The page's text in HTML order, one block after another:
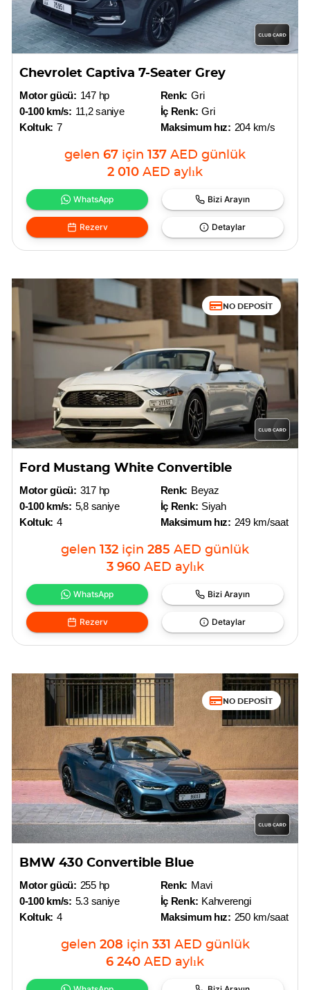
Chevrolet Captiva 7-Seater Grey
Motor gücü: 147 hp
0-100 km/s: 11,2 saniye
Koltuk: 7
Renk: Gri
İç Renk: Gri
Maksimum hız: 204 km/s
gelen 67 için 137 AED günlük
2 010 AED aylık
WhatsApp Bizi Arayın
Rezerv Detaylar
NO DEPOSIT
Ford Mustang White Convertible
Motor gücü: 317 hp
0-100 km/s: 5,8 saniye
Koltuk: 4
Renk: Beyaz
İç Renk: Siyah
Maksimum hız: 249 km/saat
gelen 132 için 285 AED günlük
3 960 AED aylık
WhatsApp Bizi Arayın
Rezerv Detaylar
NO DEPOSIT
BMW 430 Convertible Blue
Motor gücü: 255 hp
0-100 km/s: 5.3 saniye
Koltuk: 4
Renk: Mavi
İç Renk: Kahverengi
Maksimum hız: 250 km/saat
gelen 208 için 331 AED günlük
6 240 AED aylık